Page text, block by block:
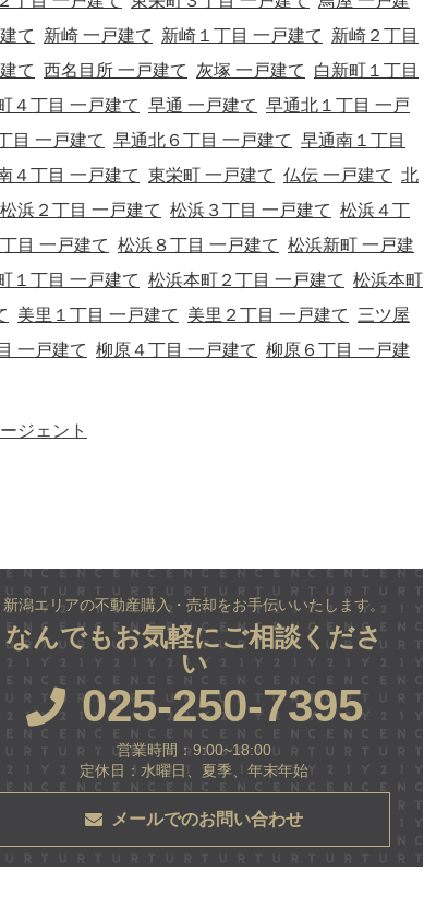
て 新崎 一戸建て 新崎１丁目 一戸建て
新崎２丁目
て 西名目所 一戸建て 灰塚 一戸建て
白新町１丁目
４丁目 一戸建て 早通 一戸建て 早通北１丁目 一戸
目 一戸建て 早通北６丁目 一戸建て 早通南１丁目
４丁目 一戸建て 東栄町 一戸建て 仏伝 一戸建て 北
松浜２丁目 一戸建て 松浜３丁目 一戸建て 松浜４丁
目 一戸建て 松浜８丁目 一戸建て 松浜新町 一戸建
１丁目 一戸建て 松浜本町２丁目 一戸建て 松浜本町
美里１丁目 一戸建て 美里２丁目 一戸建て
三ツ屋
一戸建て 柳原４丁目 一戸建て 柳原６丁目 一戸建
ジェント
新潟エリアの不動産購入・売却をお手伝いいたします。
なんでもお気軽にご相談くださ
い
025-250-7395
営業時間：9:00~18:00
定休日：水曜日、夏季、年末年始
メールでのお問い合わせ